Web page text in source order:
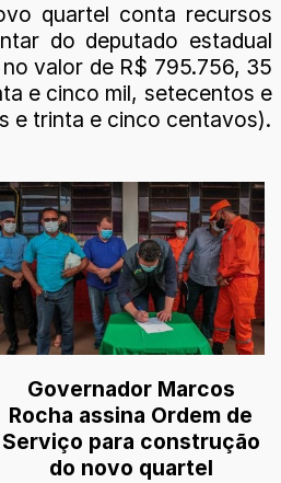
quartel conta recursos
do deputado estadual
valor de R$ 795.756, 35
e cinco mil, setecentos e
e trinta e cinco centavos).
Governador Marcos
Rocha assina Ordem de
Serviço para construção
do novo quartel